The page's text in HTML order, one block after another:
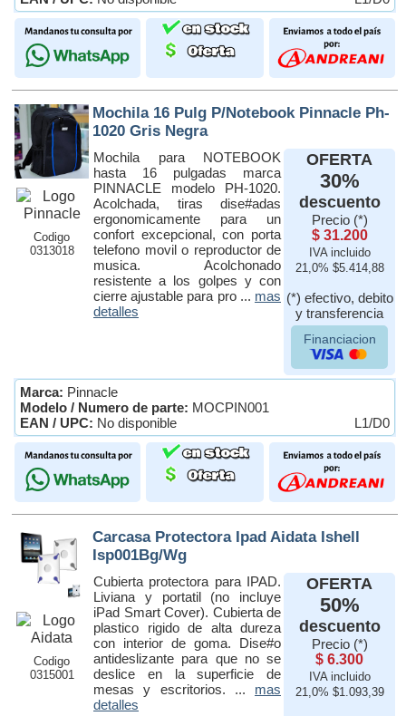
Codigo
0313018
Mochila 16 Pulg P/Notebook Pinnacle Ph-
1020 Gris Negra
Mochila para NOTEBOOK
hasta 16 pulgadas marca
PINNACLE modelo PH-1020.
Acolchada, tiras dise#adas
ergonomicamente para un
confort excepcional, con porta
telefono movil o reproductor de
musica. Acolchonado
resistente a los golpes y con
cierre ajustable para pro ... mas
detalles
OFERTA
30%
descuento
Precio (*)
$ 31.200
IVA incluido
21,0% $5.414,88
(*) efectivo, debito
y transferencia
Financiacion
Marca: Pinnacle
Modelo / Numero de parte: MOCPIN001
EAN / UPC: No disponible L1/D0
Codigo
0315001
Carcasa Protectora Ipad Aidata Ishell
Isp001Bg/Wg
Cubierta protectora para IPAD.
Liviana y portatil (no incluye
iPad Smart Cover). Cubierta de
plastico rigido de alta dureza
con interior de goma. Dise#o
antideslizante para que no se
deslice en la superficie de
mesas y escritorios. ... mas
detalles
OFERTA
50%
descuento
Precio (*)
$ 6.300
IVA incluido
21,0% $1.093,39